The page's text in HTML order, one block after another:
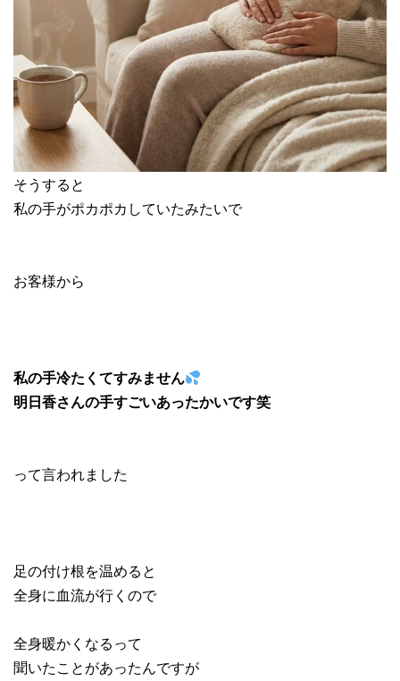
そうすると
私の手がポカポカしていたみたいで
お客様から
私の手冷たくてすみません
明日香さんの手すごいあったかいです笑
って言われました
足の付け根を温めると
全身に血流が行くので
全身暖かくなるって
聞いたことがあったんですが